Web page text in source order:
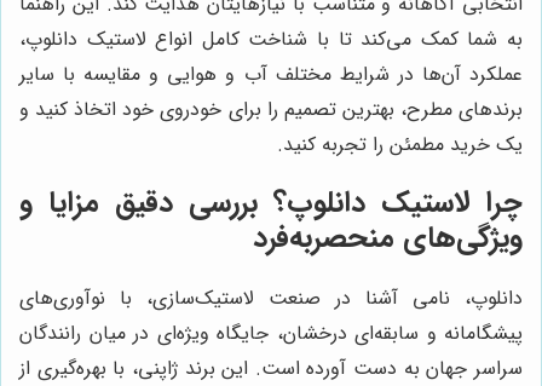
به شما کمک می‌کند تا با شناخت کامل انواع لاستیک دانلوپ،
عملکرد آن‌ها در شرایط مختلف آب و هوایی و مقایسه با سایر
برندهای مطرح، بهترین تصمیم را برای خودروی خود اتخاذ کنید و
یک خرید مطمئن را تجربه کنید.
چرا لاستیک دانلوپ؟ بررسی دقیق مزایا و
ویژگی‌های منحصربه‌فرد
دانلوپ، نامی آشنا در صنعت لاستیک‌سازی، با نوآوری‌های
پیشگامانه و سابقه‌ای درخشان، جایگاه ویژه‌ای در میان رانندگان
سراسر جهان به دست آورده است. این برند ژاپنی، با بهره‌گیری از